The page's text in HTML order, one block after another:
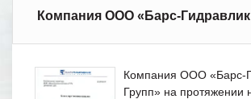
Компания ООО «Барс-Гидравлик
Компания ООО «Барс-
Групп» на протяжении